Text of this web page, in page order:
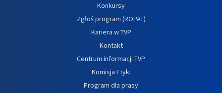
Konkursy
Zgłoś program (ROPAT)
Kariera w TVP
Kontakt
Centrum informacji TVP
Komisja Etyki
Program dla prasy